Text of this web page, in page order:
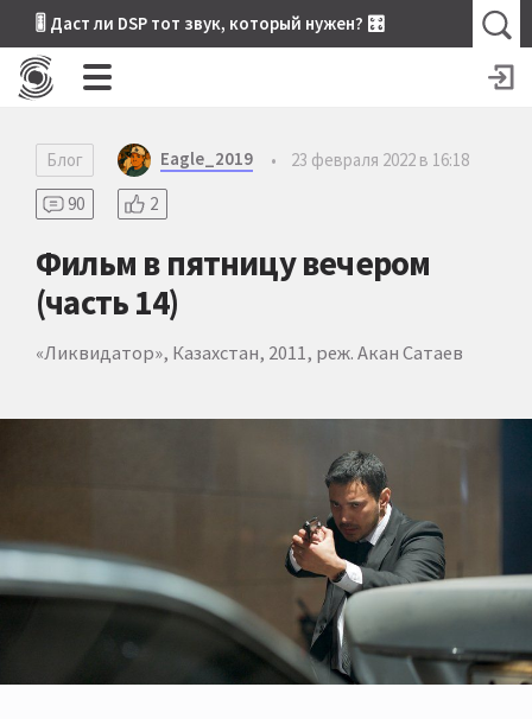
🎚 Даст ли DSP тот звук, который нужен? 🎛
Блог Eagle_2019 •
23 февраля 2022 в 16:18
90
2
Фильм в пятницу вечером
(часть 14)
«Ликвидатор», Казахстан, 2011, реж. Акан Сатаев